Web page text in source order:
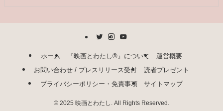
ホーム 『映画とわたし®︎』について
運営概要
お問い合わせ / プレスリリース受付
読者プレゼント
プライバシーポリシー・免責事項
サイトマップ
© 2025 映画とわたし. All Rights Reserved.